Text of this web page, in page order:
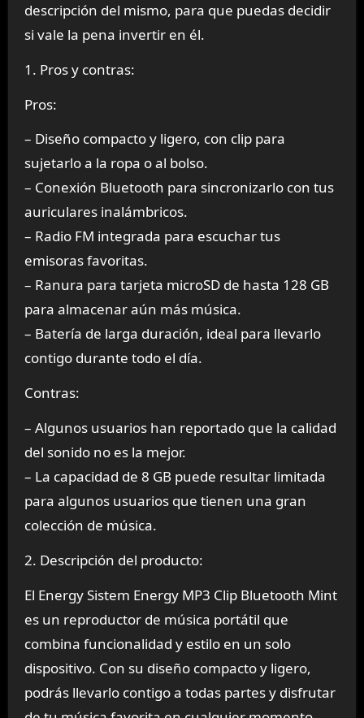
descripción del mismo, para que puedas decidir
si vale la pena invertir en él.
1. Pros y contras:
Pros:
– Diseño compacto y ligero, con clip para
sujetarlo a la ropa o al bolso.
– Conexión Bluetooth para sincronizarlo con tus
auriculares inalámbricos.
– Radio FM integrada para escuchar tus
emisoras favoritas.
– Ranura para tarjeta microSD de hasta 128 GB
para almacenar aún más música.
– Batería de larga duración, ideal para llevarlo
contigo durante todo el día.
Contras:
– Algunos usuarios han reportado que la calidad
del sonido no es la mejor.
– La capacidad de 8 GB puede resultar limitada
para algunos usuarios que tienen una gran
colección de música.
2. Descripción del producto:
El Energy Sistem Energy MP3 Clip Bluetooth Mint
es un reproductor de música portátil que
combina funcionalidad y estilo en un solo
dispositivo. Con su diseño compacto y ligero,
podrás llevarlo contigo a todas partes y disfrutar